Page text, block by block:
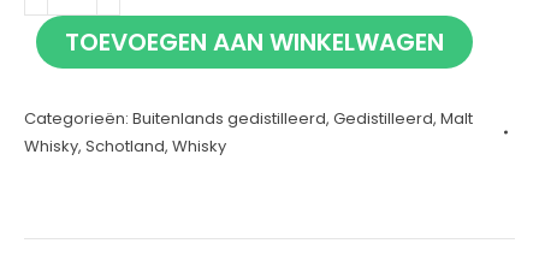
Mòr
Craigellachie
Rum
Finish
70cl
TOEVOEGEN AAN WINKELWAGEN
Categorieën: Buitenlands gedistilleerd, Gedistilleerd, Malt
Whisky, Schotland, Whisky